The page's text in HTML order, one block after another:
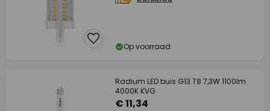
Op voorraad
Radium LED buis G13 T8 7,3W 1100lm
4000K KVG
€ 11,34